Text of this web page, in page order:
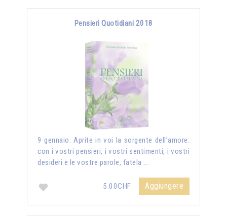
Pensieri Quotidiani 2018
9 gennaio: Aprite in voi la sorgente dell’amore:
con i vostri pensieri, i vostri sentimenti, i vostri
desideri e le vostre parole, fatela …
5.00CHF Aggiungere